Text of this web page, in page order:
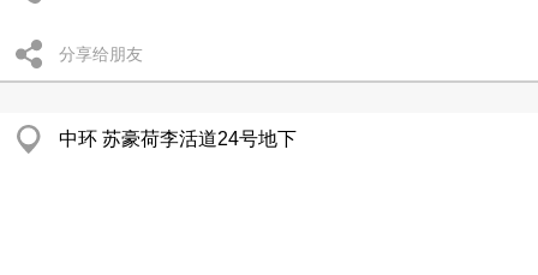
分享给朋友
中环 苏豪荷李活道24号地下